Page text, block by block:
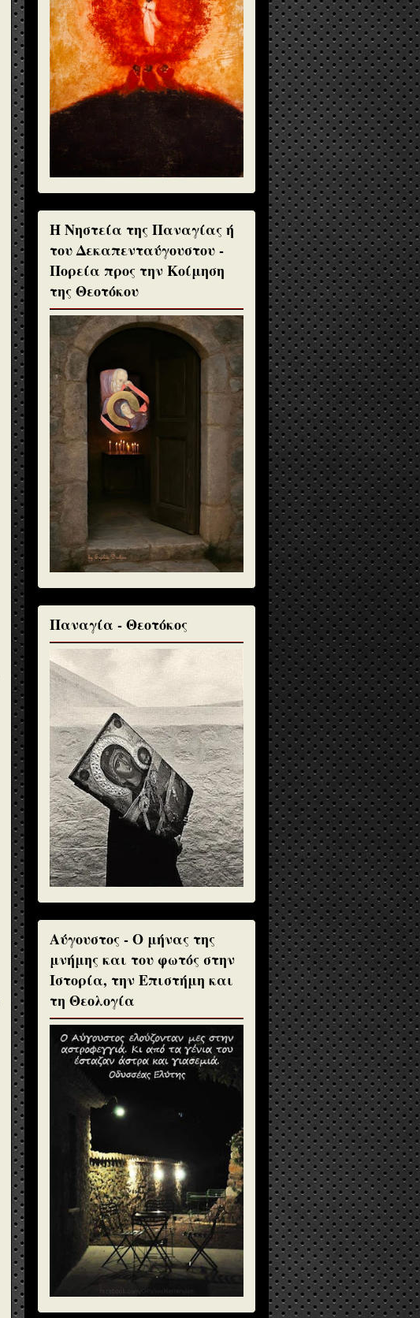
H Νηστεία της Παναγίας ή
του Δεκαπενταύγουστου -
Πορεία προς την Κοίμηση
της Θεοτόκου
Παναγία - Θεοτόκος
Αύγουστος - Ο μήνας της
μνήμης και του φωτός στην
Ιστορία, την Επιστήμη και
τη Θεολογία